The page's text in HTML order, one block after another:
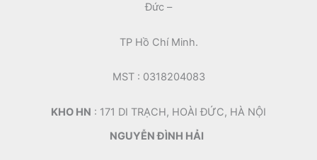
Đức –
TP Hồ Chí Minh.
MST : 0318204083
KHO HN : 171 DI TRẠCH, HOÀI ĐỨC, HÀ NỘI
NGUYỄN ĐÌNH HẢI